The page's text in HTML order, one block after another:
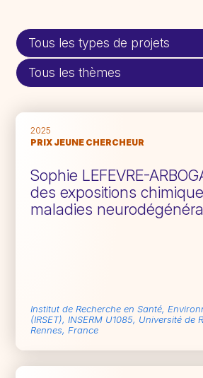
Thèmes
2025
PRIX JEUNE CHERCHEUR
Sophie LEFEVRE-
des expositions
maladies
Institut de Recherche en Santé,
(IRSET), INSERM U1085, Université de
Rennes, France